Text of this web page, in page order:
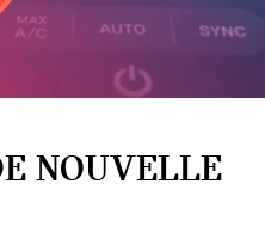
NOUVELLE